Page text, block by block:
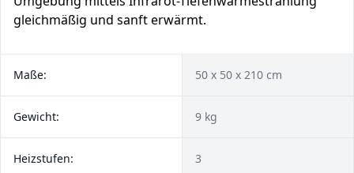
gleichmäßig und sanft erwärmt.
Maße: 50 x 50 x 210 cm
Gewicht: 9 kg
Heizstufen: 3